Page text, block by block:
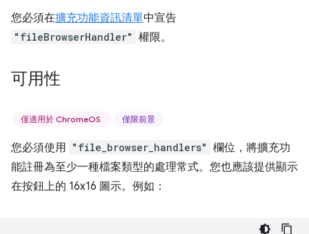
您必須在擴充功能資訊清單中宣告
"fileBrowserHandler" 權限。
可用性
僅適用於 ChromeOS 僅限前景
您必須使用 "file_browser_handlers" 欄位，將擴充功
能註冊為至少一種檔案類型的處理常式。您也應該提供顯示
在按鈕上的 16x16 圖示。例如：